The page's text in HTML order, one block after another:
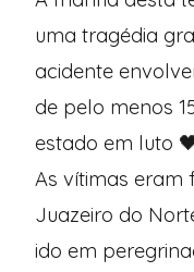
uma tragédia
acidente
de pelo menos
estado em luto
As vítimas eram
Juazeiro do
ido em